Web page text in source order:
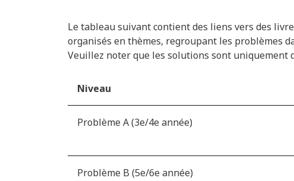
Le tableau suivant contient des liens vers des
organisés en thèmes, regroupant les problèmes
Veuillez noter que les solutions sont uniquement
Niveau
Problème A (3e/4e année)
Problème B (5e/6e année)